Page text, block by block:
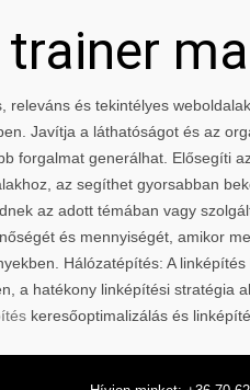
és tekintélyes
Javítja a láthatóságot és az
forgalmat generálhat. Elősegíti
az segíthet gyorsabban
az adott témában vagy
és mennyiségét, amikor
Hálózatépítés: A
a hatékony linképítési stratégia
keresőoptimalizálás és